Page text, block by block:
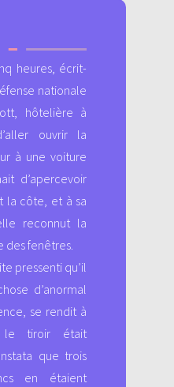
heures, écrit-
nationale
hôtelière à
ouvrir la
à une voiture
d’apercevoir
la côte, et à sa
reconnut la
des fenêtres.
pressenti qu’il
d’anormal
se rendit à
le tiroir était
que trois
en étaient